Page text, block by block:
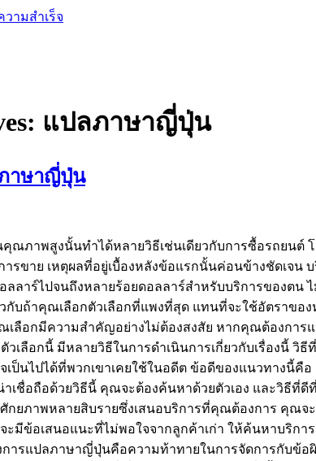
ามสำเร็จ
แปลภาษาญี่ปุ่น
าษาญี่ปุ่น
ภาพสูงนั้นทำได้หลายวิธีเช่นเดียวกับการซื้อรถยนต์
รขาย เหตุผลที่อยู่เบื้องหลังข้อแรกนั้นค่อนข้างชัดเจ
ลาร์ไปจนถึงหลายร้อยดอลลาร์สำหรับบริการของต
กับถ้าคุณเลือกตัวเลือกที่แพงที่สุด แทนที่จะใช้อัตราข
อกมีความสำคัญอย่างไม่ต้องสงสัย หากคุณต้องกา
เลือกนี้ มีหลายวิธีในการดำเนินการเกี่ยวกับเรื่องนี้
ป็นไปได้ที่พวกเขาเคยใช้ในอดีต ข้อดีของแนวทางนี้
เชื่อถือด้วยวิธีนี้ คุณจะต้องค้นหาด้วยตัวเอง และวิธีที่
กยภาพหลายสิบรายซึ่งเสนอบริการที่คุณต้องการ คุณ
ะมีข้อเสนอแนะที่ไม่พอใจจากลูกค้าเก่า ให้ค้นหาบริ
ารแปลภาษาญี่ปุ่นคือความท้าทายในการจัดการกับข้